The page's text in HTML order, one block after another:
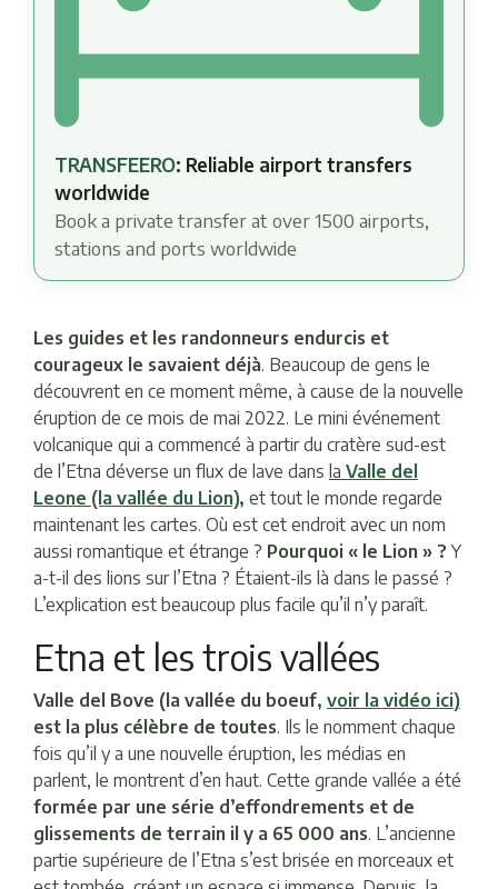
TRANSFEERO: Reliable airport transfers
worldwide
Book a private transfer at over 1500 airports,
stations and ports worldwide
Les guides et les randonneurs endurcis et
courageux le savaient déjà. Beaucoup de gens le
découvrent en ce moment même, à cause de la nouvelle
éruption de ce mois de mai 2022. Le mini événement
volcanique qui a commencé à partir du cratère sud-est
de l’Etna déverse un flux de lave dans la Valle del
Leone (la vallée du Lion), et tout le monde regarde
maintenant les cartes. Où est cet endroit avec un nom
aussi romantique et étrange ? Pourquoi « le Lion » ? Y
a-t-il des lions sur l’Etna ? Étaient-ils là dans le passé ?
L’explication est beaucoup plus facile qu’il n’y paraît.
Etna et les trois vallées
Valle del Bove (la vallée du boeuf, voir la vidéo ici)
est la plus célèbre de toutes. Ils le nomment chaque
fois qu’il y a une nouvelle éruption, les médias en
parlent, le montrent d’en haut. Cette grande vallée a été
formée par une série d’effondrements et de
glissements de terrain il y a 65 000 ans. L’ancienne
partie supérieure de l’Etna s’est brisée en morceaux et